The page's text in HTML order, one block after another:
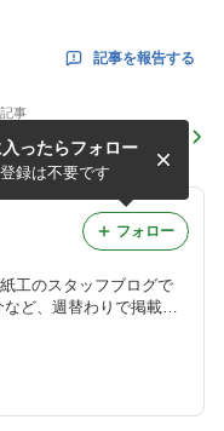
記事を報告する
事
京都に行ってきました
工のスタッフブログで
ど、週替わりで掲載し
気軽にいいね・フォロー
king-insatu.com
ったらフォロー
録は不要です
フォロー